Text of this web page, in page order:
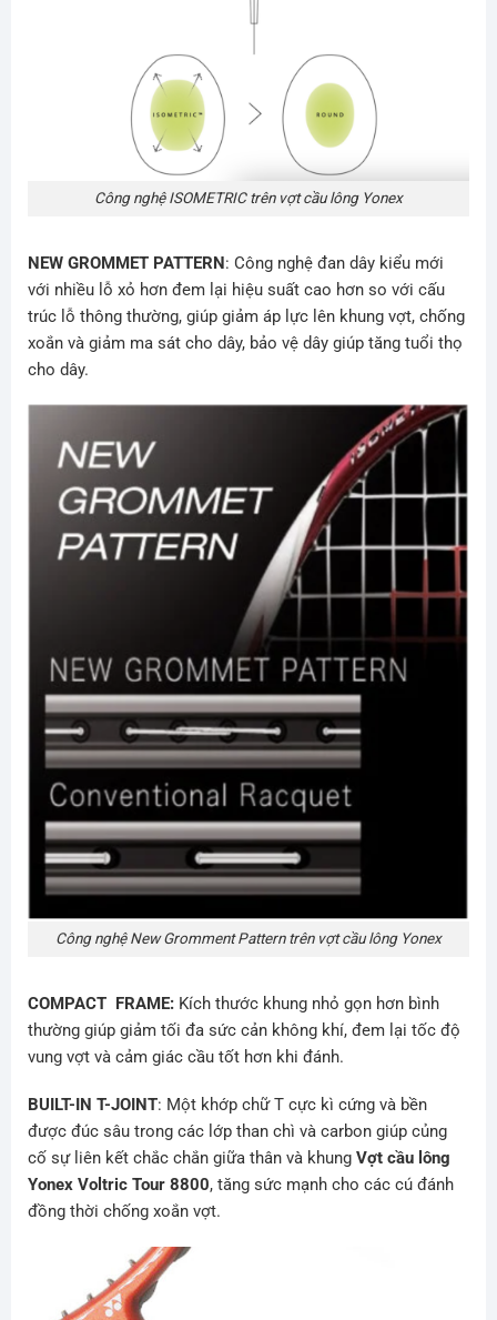
Công nghệ ISOMETRIC trên vợt cầu lông Yonex
NEW GROMMET PATTERN: Công nghệ đan dây kiểu mới
với nhiều lỗ xỏ hơn đem lại hiệu suất cao hơn so với cấu
trúc lỗ thông thường, giúp giảm áp lực lên khung vợt, chống
xoắn và giảm ma sát cho dây, bảo vệ dây giúp tăng tuổi thọ
cho dây.
Công nghệ New Gromment Pattern trên vợt cầu lông Yonex
COMPACT FRAME: Kích thước khung nhỏ gọn hơn bình
thường giúp giảm tối đa sức cản không khí, đem lại tốc độ
vung vợt và cảm giác cầu tốt hơn khi đánh.
BUILT-IN T-JOINT: Một khớp chữ T cực kì cứng và bền
được đúc sâu trong các lớp than chì và carbon giúp củng
cố sự liên kết chắc chắn giữa thân và khung Vợt cầu lông
Yonex Voltric Tour 8800, tăng sức mạnh cho các cú đánh
đồng thời chống xoắn vợt.